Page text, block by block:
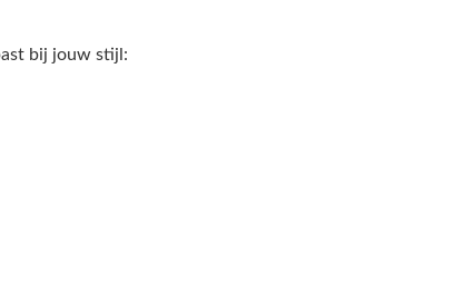
bij jouw stijl: